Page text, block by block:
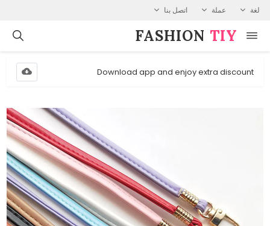
لغة عملة اتصل بنا
FASHION⁠ TIY
Download app and enjoy extra discount